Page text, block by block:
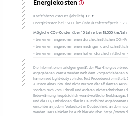
Energiekosten
Kraftfahrzeugsteuer (jährlich):121 €
Energiekosten bei 15.000 km/Jahr (Kraftstoffpreis:1,73
Mögliche CO₂-Kosten über 10 Jahre bei 15.000 km/
- bei einem angenommenen durchschnittlichen CO₂-
- bei einem angenommenen niedrigen
- bei einem angenommenen hohen durchschnittlichen
Die Informationen erfolgen gemäß der Pkw-
angegebenen Werte wurden nach dem vorgeschriebenen
harmonised Light-duty vehicles Test Procedures) ermittelt.
Ausstoß eines Pkw sind nicht nur von der effizienten
sondern auch vom Fahrstil und anderen nichttechnischen
Erderwärmung hauptsächlich verantwortliche
und die CO₂-Emissionen aller in Deutschland
einsehbar an jedem Verkaufsort in Deutschland, an dem
werden. Der Leitfaden ist auch hier abrufbar: https://